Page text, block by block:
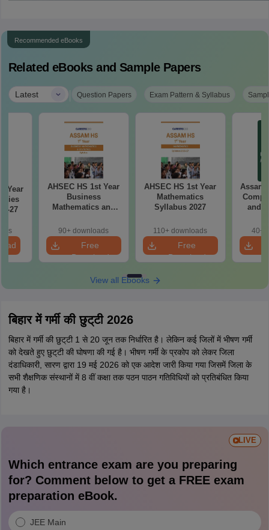
Recommended eBooks
Related eBooks and Sample Papers
Latest | Question Papers Exam Pattern & Syllabus
Year
27
AHSEC HS 1st Year
Business
Mathematics and
2027
90+ downloads
Free
Download
AHSEC HS 1st Year
Mathematics
Syllabus 2027
110+ downloads
Free
Download
Assam
and
40+
View all Ebooks
बिहार में गर्मी की छुट्‌टी 2026
बिहार में गर्मी की छुट्‌टी 1 से 20 जून तक निर्धारित है। लेकिन कई जिलों में भीषण गर्मी
को देखते हुए छुट्‌टी की घोषणा की गई है। भीषण गर्मी के प्रकोप को लेकर जिला
दंडाधिकारी, सारण द्वारा 19 मई 2026 को एक आदेश जारी किया गया जिसमें जिला के
सभी शैक्षणिक संस्थानों में 8 वीं कक्षा तक पठन पाठन गतिविधियों को प्रतिबंधित किया
गया है।
LIVE
Which entrance exam are you preparing
for? Comment below to get a FREE exam
preparation eBook.
JEE Main